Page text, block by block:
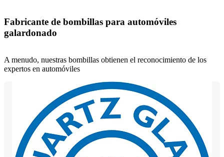
Fabricante de bombillas para automóviles
galardonado
A menudo, nuestras bombillas obtienen el reconocimiento de los
expertos en automóviles